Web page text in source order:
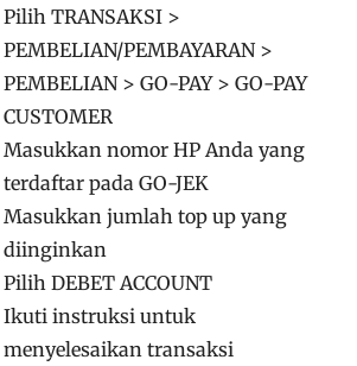
Pilih TRANSAKSI >
PEMBELIAN/PEMBAYARAN >
PEMBELIAN > GO-PAY > GO-PAY
CUSTOMER
Masukkan nomor HP Anda yang
terdaftar pada GO-JEK
Masukkan jumlah top up yang
diinginkan
Pilih DEBET ACCOUNT
Ikuti instruksi untuk
menyelesaikan transaksi